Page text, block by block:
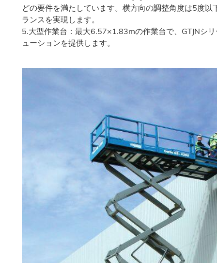
どの要件を満たしています。横方向の調整角度は5度
ランスを実現します。
5.大型作業台：最大6.57×1.83mの作業台で、GTJNシ
ューションを提供します。